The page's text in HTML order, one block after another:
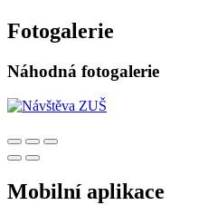
Fotogalerie
Náhodná fotogalerie
Mobilní aplikace